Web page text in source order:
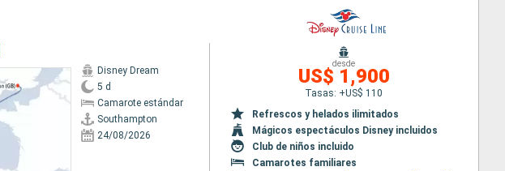
Disney Dream
5 d
Camarote estándar
Southampton
24/08/2026
desde
US$ 1,900
Tasas: +US$ 110
Refrescos y helados ilimitados
Mágicos espectáculos Disney incluidos
Club de niños incluido
Camarotes familiares